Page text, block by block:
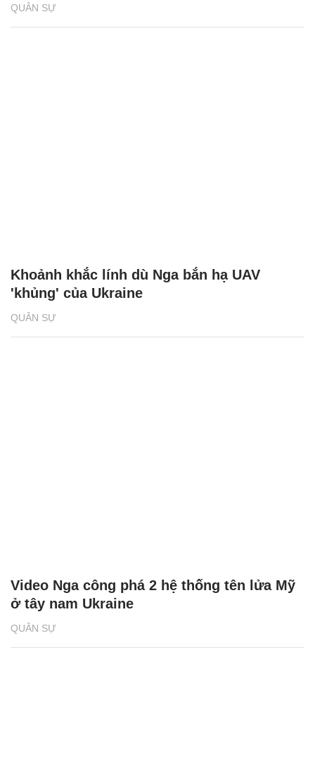
QUÂN SỰ
QUÂN SỰ
Khoảnh khắc lính dù Nga bắn hạ UAV
'khủng' của Ukraine
QUÂN SỰ
Video Nga công phá 2 hệ thống tên lửa Mỹ
ở tây nam Ukraine